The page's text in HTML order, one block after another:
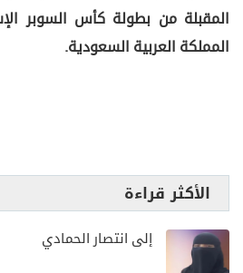
المقبلة من بطولة كأس السوبر
المملكة العربية السعودية.
الأكثر قراءة
إلى انتصار الحمادي